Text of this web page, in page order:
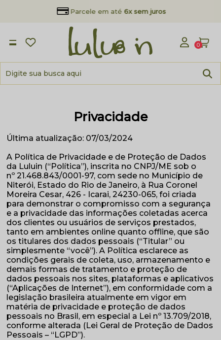
Parcele em até 6x sem juros
0
Privacidade
Última atualização: 07/03/2024
A Política de Privacidade e de Proteção de Dados
da Luluin (“Política”), inscrita no CNPJ/ME sob o
nº 21.468.843/0001-97, com sede no Município de
Niterói, Estado do Rio de Janeiro, à Rua Coronel
Moreira Cesar, 426 - Icarai, 24230-065, foi criada
para demonstrar o compromisso com a segurança
e a privacidade das informações coletadas acerca
dos clientes ou usuários de serviços prestados,
tanto em ambientes online quanto offline, que são
os titulares dos dados pessoais (“Titular” ou
simplesmente “você”). A Política esclarece as
condições gerais de coleta, uso, armazenamento e
demais formas de tratamento e proteção de
dados pessoais nos sites, plataformas e aplicativos
(“Aplicações de Internet”), em conformidade com a
legislação brasileira atualmente em vigor em
matéria de privacidade e proteção de dados
pessoais no Brasil, em especial a Lei nº 13.709/2018,
conforme alterada (Lei Geral de Proteção de Dados
Pessoais – “LGPD”).